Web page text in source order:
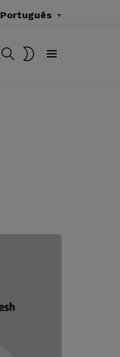
Português
BUSCAR